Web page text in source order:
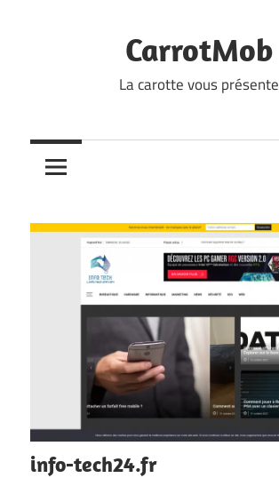
CarrotMob
La carotte vous présente
info-tech24.fr